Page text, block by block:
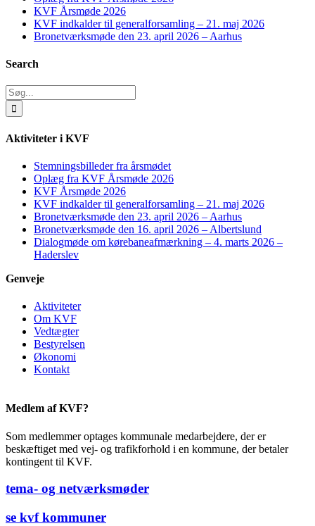
KVF Årsmøde 2026
KVF indkalder til generalforsamling – 21. maj 2026
Bronetværksmøde den 23. april 2026 – Aarhus
Search
Søg
efter:
Aktiviteter i KVF
Stemningsbilleder fra årsmødet
Oplæg fra KVF Årsmøde 2026
KVF Årsmøde 2026
KVF indkalder til generalforsamling – 21. maj 2026
Bronetværksmøde den 23. april 2026 – Aarhus
Bronetværksmøde den 16. april 2026 – Albertslund
Dialogmøde om kørebaneafmærkning – 4. marts 2026 –
Haderslev
Genveje
Aktiviteter
Om KVF
Vedtægter
Bestyrelsen
Økonomi
Kontakt
Medlem af KVF?
Som medlemmer optages kommunale medarbejdere, der er
beskæftiget med vej- og trafikforhold i en kommune, der betaler
kontingent til KVF.
tema- og netværksmøder
se kvf kommuner